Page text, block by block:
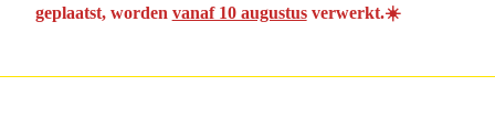
geplaatst, worden vanaf 10 augustusverwerkt.☀️